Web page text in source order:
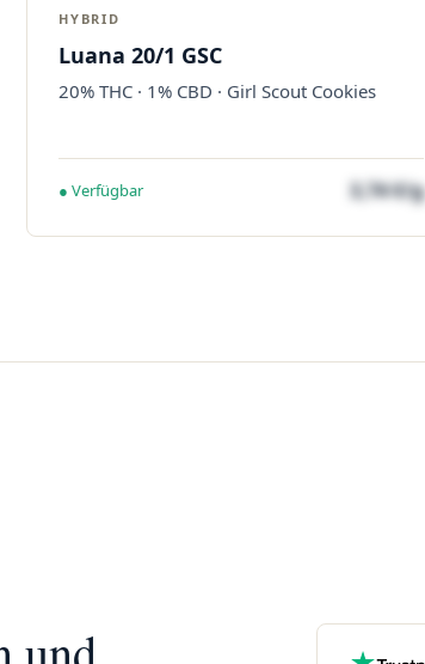
HYBRID
Luana 20/1 GSC
20% THC · 1% CBD · Girl Scout Cookies
● Verfügbar 3,74 €/g